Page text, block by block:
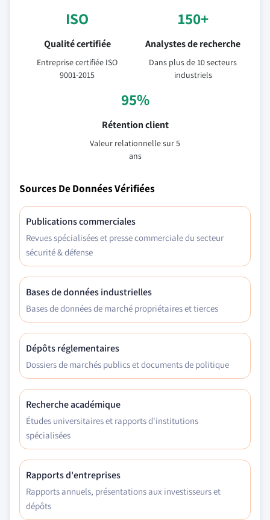
ISO
Qualité certifiée
Entreprise certifiée ISO
9001-2015
150+
Analystes de recherche
Dans plus de 10 secteurs
industriels
95%
Rétention client
Valeur relationnelle sur 5
ans
Sources De Données Vérifiées
Publications commerciales
Revues spécialisées et presse commerciale du secteur
sécurité & défense
Bases de données industrielles
Bases de données de marché propriétaires et tierces
Dépôts réglementaires
Dossiers de marchés publics et documents de politique
Recherche académique
Études universitaires et rapports d'institutions
spécialisées
Rapports d'entreprises
Rapports annuels, présentations aux investisseurs et
dépôts